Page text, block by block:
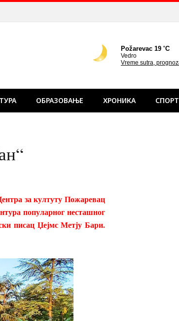
ОБРАЗОВАЊЕ ХРОНИКА СПОРТ
за култуту Пожаревац
популарног несташног
писац Џејмс Метју Бари.